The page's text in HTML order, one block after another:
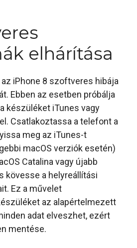
elhárítása
iPhone 8 szoftveres hibája
Ebben az esetben próbálja
készüléket iTunes vagy
Csatlakoztassa a telefont a
meg az iTunes-t
macOS verziók esetén)
Catalina vagy újabb
kövesse a helyreállítási
Ez a művelet
az alapértelmezett
adat elveszhet, ezért
mentése.